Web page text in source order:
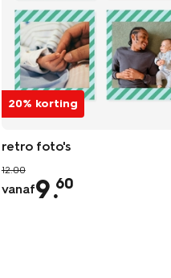
20% korting
retro foto's
12.00
vanaf9.60